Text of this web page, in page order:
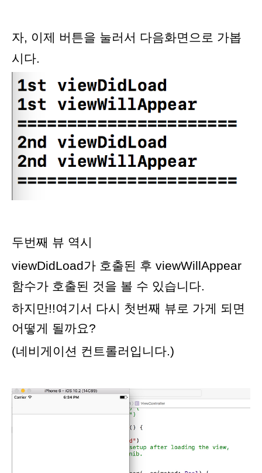
자, 이제 버튼을 눌러서 다음화면으로 가봅
시다.
두번째 뷰 역시
viewDidLoad가 호출된 후 viewWillAppear
함수가 호출된 것을 볼 수 있습니다.
하지만!!여기서 다시 첫번째 뷰로 가게 되면
어떻게 될까요?
(네비게이션 컨트롤러입니다.)